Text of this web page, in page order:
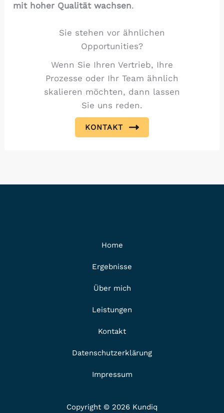
mit hoher Qualität wachsen.
Sie stehen vor ähnlichen
Opportunities?
Wenn Sie Ihren Vertrieb, Ihre
Prozesse oder Ihr Team ähnlich
skalieren möchten, dann lassen
Sie uns reden.
KONTAKT
Home
Ergebnisse
Über mich
Leistungen
Kontakt
Datenschutzerklärung
Impressum
Copyright © 2026 Kundiq